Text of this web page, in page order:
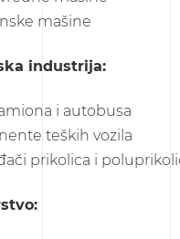
mašine
industrija:
i autobusa
teških vozila
prikolica i